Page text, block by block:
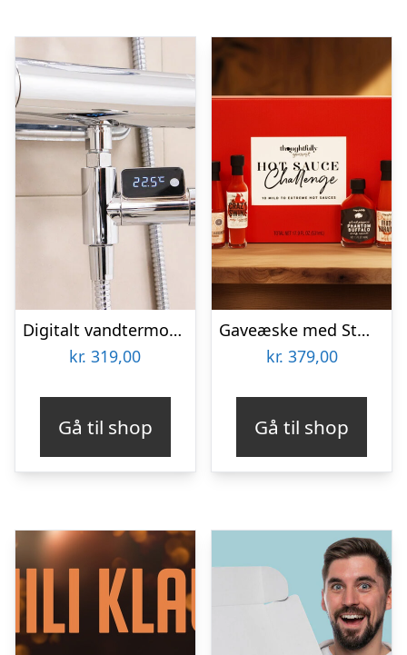
Digitalt vandtermometer
kr. 319,00
Gå til shop
Gaveæske med Stærke Saucer: Hot Sauce Challenge – Thoughtfully
kr. 379,00
Gå til shop